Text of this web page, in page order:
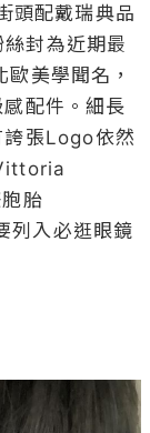
頭配戴瑞典品
封為近期最
美學聞名，
配件。細長
誇張Logo依然
胎
列入必逛眼鏡